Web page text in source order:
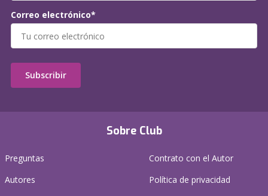
Sobre Club
Preguntas
Autores
Contrato con el Autor
Política de privacidad
Correo electrónico*
Subscribir